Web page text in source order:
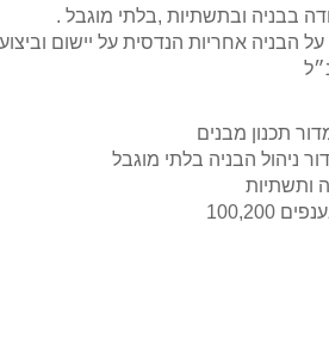
בבניה ובתשתיות ,בלתי מוגבל .
הבניה אחריות הנדסית על יישום
תכנון מבנים
ניהול הבניה בלתי מוגבל
ותשתיות